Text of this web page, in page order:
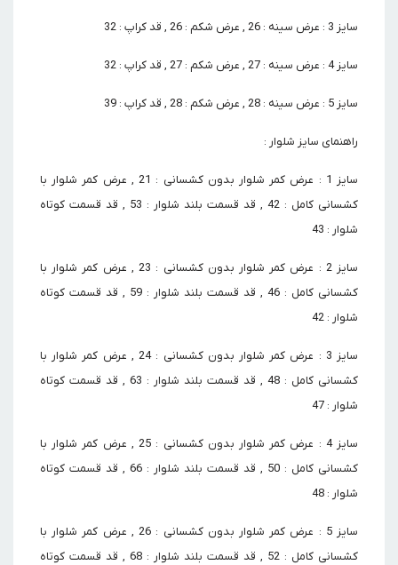
سایز 3 : عرض سینه : 26 , عرض شکم : 26 , قد کراپ : 32
سایز 4 : عرض سینه : 27 , عرض شکم : 27 , قد کراپ : 32
سایز 5 : عرض سینه : 28 , عرض شکم : 28 , قد کراپ : 39
راهنمای سایز شلوار :
سایز 1 : عرض کمر شلوار بدون کشسانی : 21 , عرض کمر شلوار با
کشسانی کامل : 42 , قد قسمت بلند شلوار : 53 , قد قسمت کوتاه
شلوار : 43
سایز 2 : عرض کمر شلوار بدون کشسانی : 23 , عرض کمر شلوار با
کشسانی کامل : 46 , قد قسمت بلند شلوار : 59 , قد قسمت کوتاه
شلوار : 42
سایز 3 : عرض کمر شلوار بدون کشسانی : 24 , عرض کمر شلوار با
کشسانی کامل : 48 , قد قسمت بلند شلوار : 63 , قد قسمت کوتاه
شلوار : 47
سایز 4 : عرض کمر شلوار بدون کشسانی : 25 , عرض کمر شلوار با
کشسانی کامل : 50 , قد قسمت بلند شلوار : 66 , قد قسمت کوتاه
شلوار : 48
سایز 5 : عرض کمر شلوار بدون کشسانی : 26 , عرض کمر شلوار با
کشسانی کامل : 52 , قد قسمت بلند شلوار : 68 , قد قسمت کوتاه